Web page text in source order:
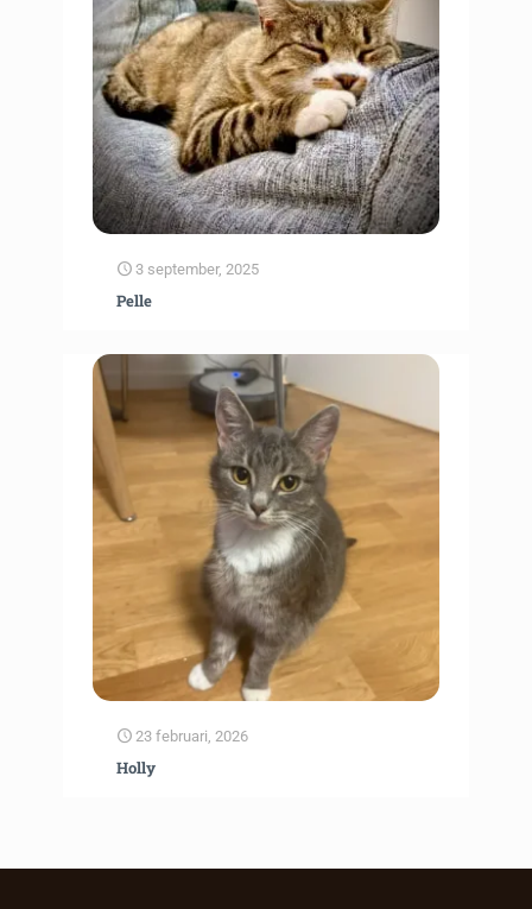
3 september, 2025
Pelle
23 februari, 2026
Holly